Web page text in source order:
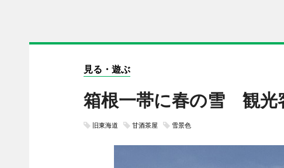
見る・遊ぶ
箱根一帯に春の雪 観光
旧東海道 甘酒茶屋 雪景色